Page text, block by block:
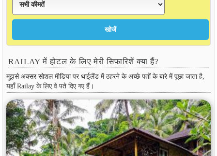
RAILAY में होटल के लिए मेरी सिफारिशें क्या हैं?
मुझसे अक्सर सोशल मीडिया पर थाईलैंड में ठहरने के अच्छे पतों के बारे में पूछा जाता है,
यहाँ Railay के लिए वे पते दिए गए हैं।